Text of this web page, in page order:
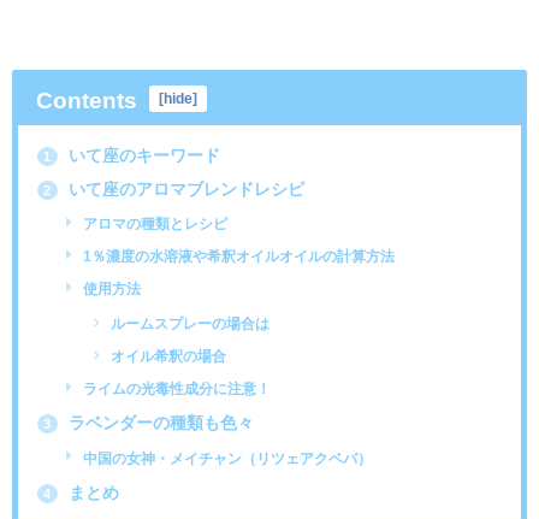
Contents hide
1 いて座のキーワード
2 いて座のアロマブレンドレシピ
アロマの種類とレシピ
1％濃度の水溶液や希釈オイルオイルの計算方法
使用方法
ルームスプレーの場合は
オイル希釈の場合
ライムの光毒性成分に注意！
3 ラベンダーの種類も色々
中国の女神・メイチャン（リツェアクベバ）
4 まとめ